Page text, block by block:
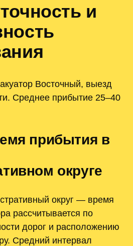
и
Восточный, выезд
Среднее прибытие 25–40
прибытия в
округе
округ — время
рассчитывается по
дорог и расположению
Средний интервал